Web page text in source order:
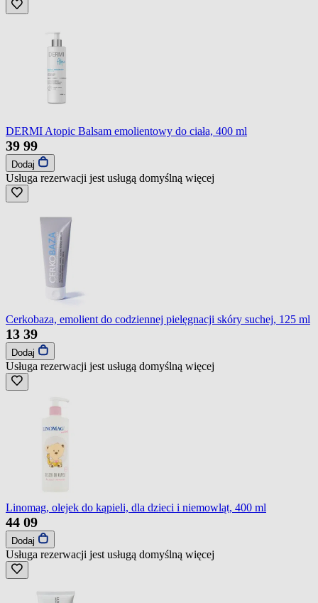
DERMI Atopic Balsam emolientowy do ciała, 400 ml
39 99
Dodaj
Usługa rezerwacji jest usługą domyślną więcej
Cerkobaza, emolient do codziennej pielęgnacji skóry suchej, 125 ml
13 39
Dodaj
Usługa rezerwacji jest usługą domyślną więcej
Linomag, olejek do kąpieli, dla dzieci i niemowląt, 400 ml
44 09
Dodaj
Usługa rezerwacji jest usługą domyślną więcej